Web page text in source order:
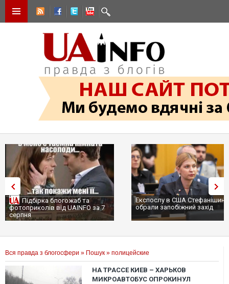
Підбірка блогожаб та
фотоприколів від UAINFO за 7
серпня
Експослу в США
обрали запобіжний захід
Вся правда з блогосфери » Пошук » полицейские
НА ТРАССЕ КИЕВ – ХАРЬКОВ
МИКРОАВТОБУС ОПРОКИНУЛ